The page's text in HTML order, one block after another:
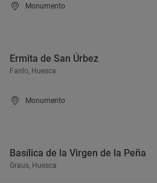
Monumento
Ermita de San Úrbez
Fanlo, Huesca
Monumento
Basílica de la Virgen de la Peña
Graus, Huesca